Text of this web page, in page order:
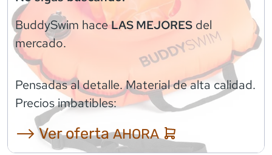
BuddySwim haceLAS MEJORES del
mercado.
Pensadas al detalle. Material de alta calidad.
Precios imbatibles:
⟶ Ver ofertaAHORA